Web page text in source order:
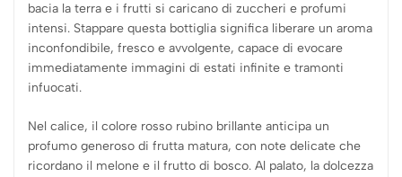
bacia la terra e i frutti si caricano di zuccheri e profumi
intensi. Stappare questa bottiglia significa liberare un aroma
inconfondibile, fresco e avvolgente, capace di evocare
immediatamente immagini di estati infinite e tramonti
infuocati.
Nel calice, il colore rosso rubino brillante anticipa un
profumo generoso di frutta matura, con note delicate che
ricordano il melone e il frutto di bosco. Al palato, la dolcezza